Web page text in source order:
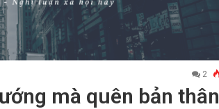
2
mà quên bản thân